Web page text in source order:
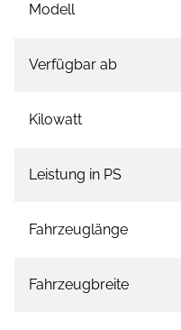
Modell
Verfügbar ab
Kilowatt
Leistung in PS
Fahrzeuglänge
Fahrzeugbreite